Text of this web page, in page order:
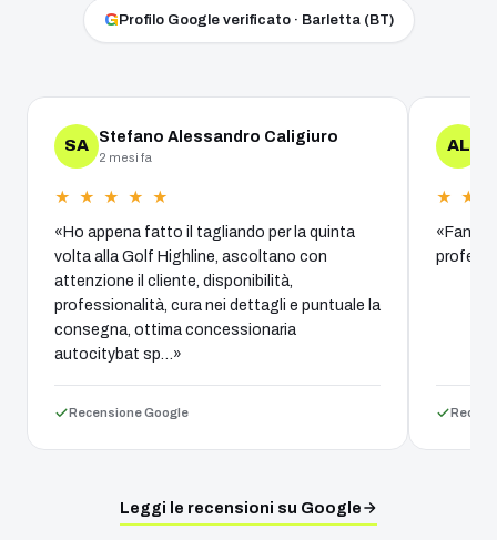
GProfilo Google verificato · Barletta (BT)
SA Stefano Alessandro Caligiuro
2 mesi fa
★ ★ ★ ★ ★
«Ho appena fatto il tagliando per la quinta
volta alla Golf Highline, ascoltano con
attenzione il cliente, disponibilità,
professionalità, cura nei dettagli e puntuale la
consegna, ottima concessionaria
autocitybat sp…»
Recensione Google
AL
★ ★
Leggi le recensioni su Google